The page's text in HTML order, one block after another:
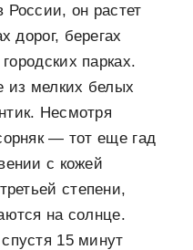
России, он растет
дорог, берегах
парках.
из мелких белых
Несмотря
— тот еще гад
с кожей
степени,
на солнце.
15 минут